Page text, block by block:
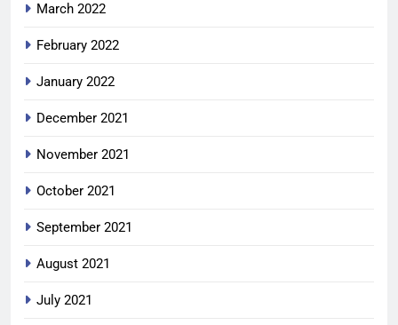
March 2022
February 2022
January 2022
December 2021
November 2021
October 2021
September 2021
August 2021
July 2021